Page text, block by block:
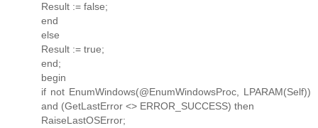
Result := false;
end
else
Result := true;
end;
begin
if not EnumWindows(@EnumWindowsProc, LPARAM(Self))
and (GetLastError <> ERROR_SUCCESS) then
RaiseLastOSError;